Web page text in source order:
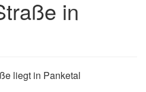
in
liegt in Panketal